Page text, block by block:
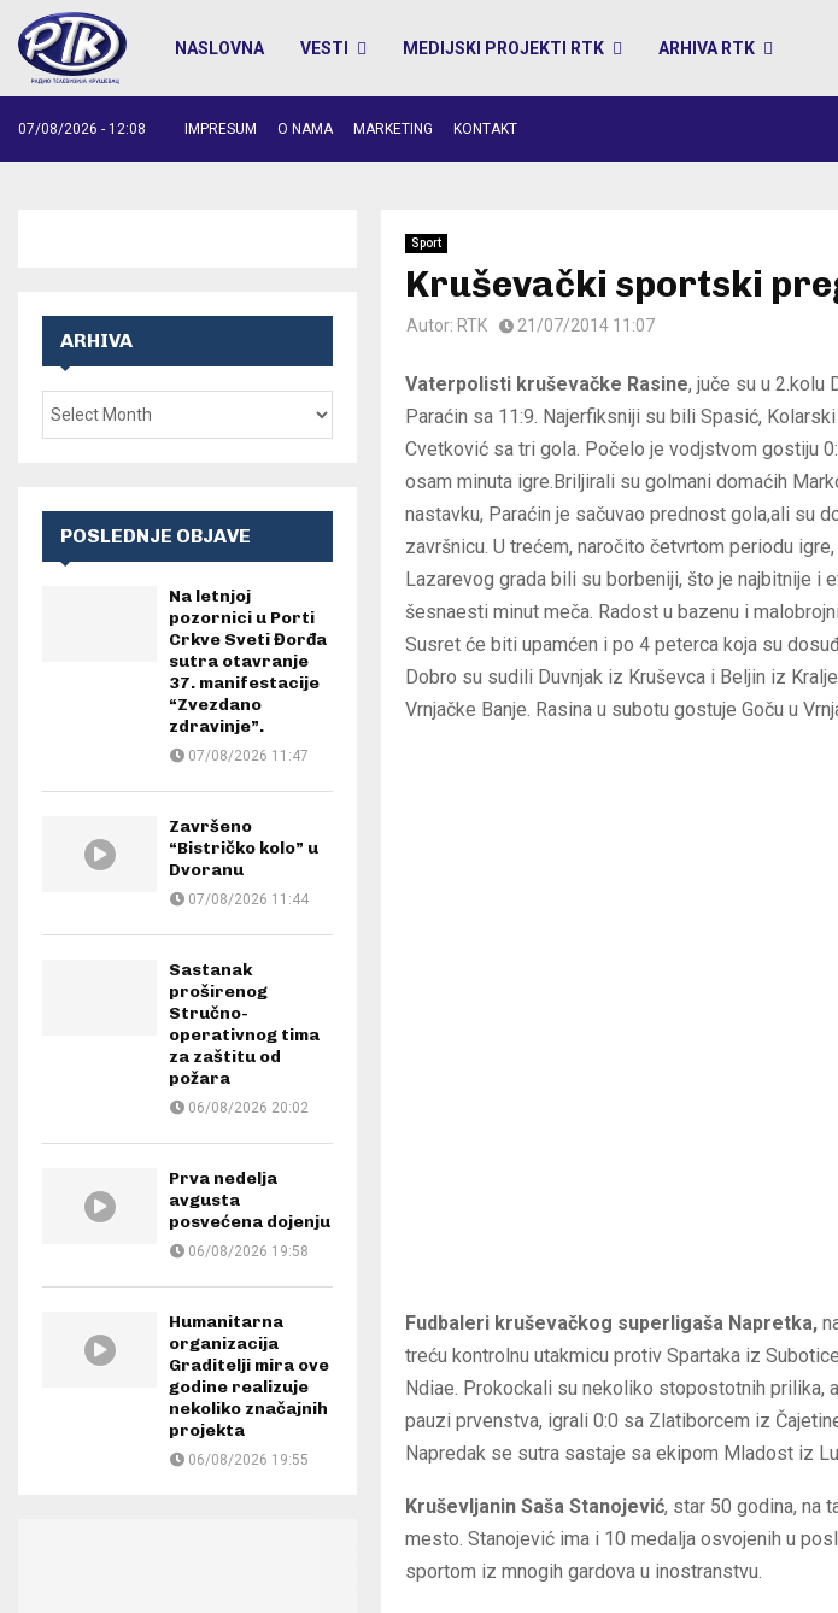
NASLOVNA VESTI MEDIJSKI PROJEKTI RTK ARHIVA RTK
07/08/2026 - 12:08 IMPRESUM O NAMA MARKETING KONTAKT
Sport
Kruševački sportski
Autor: RTK 21/07/2014 11:07
Vaterpolisti kruševačke Rasine, juče su u 2.kolu
Paraćin sa 11:9. Najerfiksniji su bili Spasić,
Cvetković sa tri gola. Počelo je vodjstvom gostiju
osam minuta igre.Briljirali su golmani domaćih
nastavku, Paraćin je sačuvao prednost gola,ali
završnicu. U trećem, naročito četvrtom periodu
Lazarevog grada bili su borbeniji, što je najbitnije i
šesnaesti minut meča. Radost u bazenu i
Susret će biti upamćen i po 4 peterca koja su
Dobro su sudili Duvnjak iz Kruševca i Beljin iz
Vrnjačke Banje. Rasina u subotu gostuje Goču u
Fudbaleri kruševačkog superligaša Napretka,
treću kontrolnu utakmicu protiv Spartaka iz
Ndiae. Prokockali su nekoliko stopostotnih prilika,
pauzi prvenstva, igrali 0:0 sa Zlatiborcem iz
Napredak se sutra sastaje sa ekipom Mladost iz
Kruševljanin Saša Stanojević, star 50 godina, na
mesto. Stanojević ima i 10 medalja osvojenih u
sportom iz mnogih gardova u inostranstvu.
ARHIVA
POSLEDNJE OBJAVE
Na letnjoj
pozornici u Porti
Crkve Sveti Đorđa
sutra otavranje
37. manifestacije
“Zvezdano
zdravinje”.
07/08/2026 11:47
Završeno
“Bistričko kolo” u
Dvoranu
07/08/2026 11:44
Sastanak
proširenog
Stručno-
operativnog tima
za zaštitu od
požara
06/08/2026 20:02
Prva nedelja
avgusta
posvećena dojenju
06/08/2026 19:58
Humanitarna
organizacija
Graditelji mira ove
godine realizuje
nekoliko značajnih
projekta
06/08/2026 19:55